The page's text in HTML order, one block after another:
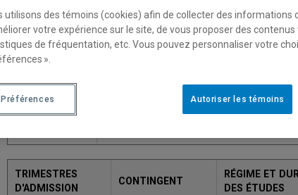
CODE
TRIMESTRES
D'ADMISSION
CONTINGENT
RÉGIME ET
DES ÉTUDES
utilisons des témoins (cookies) afin de collecter des informations
votre expérience sur le site, de vous proposer des contenus
de fréquentation, etc. Vous pouvez personnaliser votre
».
Autoriser les témoins
Préférences